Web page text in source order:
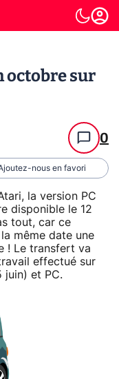
octobre sur
0
nous en favori
la version PC
disponible le 12
tout, car ce
même date une
! Le transfert va
effectué sur
juin) et PC.